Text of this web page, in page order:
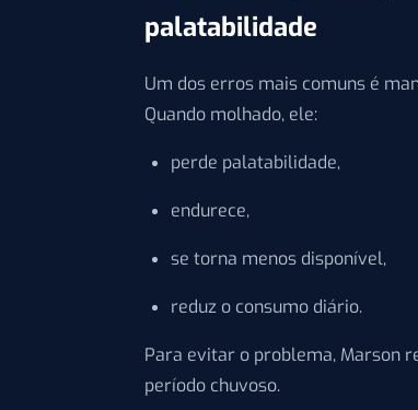
palatabilidade
Um dos erros mais comuns é
Quando molhado, ele:
perde palatabilidade,
endurece,
se torna menos disponível,
reduz o consumo diário.
Para evitar o problema, Marson
período chuvoso.